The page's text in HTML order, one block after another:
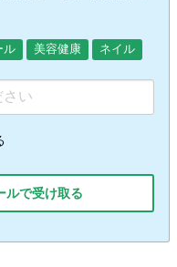
ル 美容健康 ネイル
ルで受け取る